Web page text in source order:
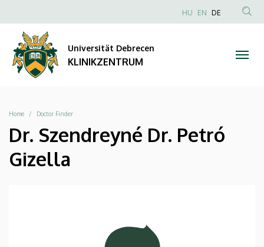
KLINIKZENTRUM
zum
Inhalt
Anonim
HU EN DE
Universität Debrecen
KLINIKZENTRUM
Breadcrumb
Home Doctor Finder
Dr. Szendreyné Dr. Petró
Gizella